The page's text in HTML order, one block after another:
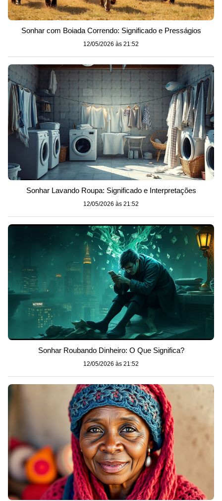
Sonhar com Boiada Correndo: Significado e Presságios
12/05/2026 às 21:52
Sonhar Lavando Roupa: Significado e Interpretações
12/05/2026 às 21:52
Sonhar Roubando Dinheiro: O Que Significa?
12/05/2026 às 21:52